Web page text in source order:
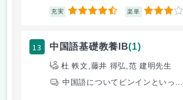
充実 4.5 楽単 3
13 中国語基礎教養IB(1)
杜 軼文,藤井 得弘,范 建明先生
中国語についてピンインといっ...